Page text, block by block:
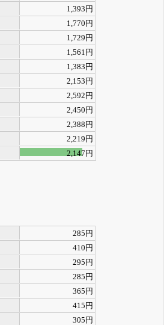
1,393円
1,770円
1,729円
1,561円
1,383円
2,153円
2,592円
2,450円
2,388円
2,219円
2,147円
285円
410円
295円
285円
365円
415円
305円